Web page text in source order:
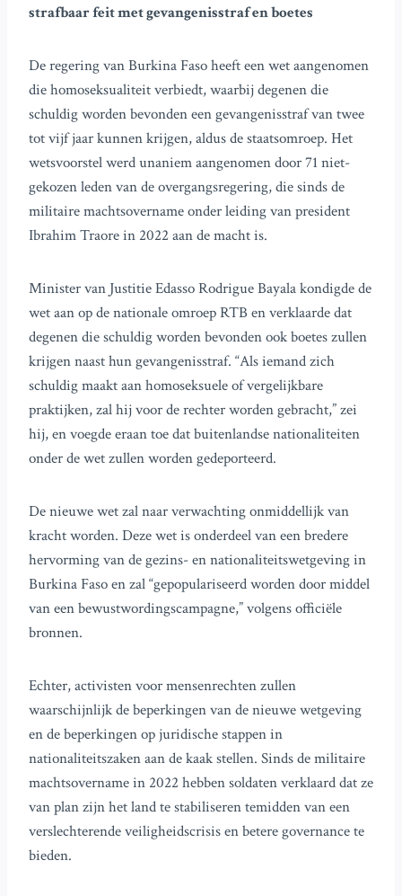
strafbaar feit met gevangenisstraf en boetes
De regering van Burkina Faso heeft een wet aangenomen
die homoseksualiteit verbiedt, waarbij degenen die
schuldig worden bevonden een gevangenisstraf van twee
tot vijf jaar kunnen krijgen, aldus de staatsomroep. Het
wetsvoorstel werd unaniem aangenomen door 71 niet-
gekozen leden van de overgangsregering, die sinds de
militaire machtsovername onder leiding van president
Ibrahim Traore in 2022 aan de macht is.
Minister van Justitie Edasso Rodrigue Bayala kondigde de
wet aan op de nationale omroep RTB en verklaarde dat
degenen die schuldig worden bevonden ook boetes zullen
krijgen naast hun gevangenisstraf. “Als iemand zich
schuldig maakt aan homoseksuele of vergelijkbare
praktijken, zal hij voor de rechter worden gebracht,” zei
hij, en voegde eraan toe dat buitenlandse nationaliteiten
onder de wet zullen worden gedeporteerd.
De nieuwe wet zal naar verwachting onmiddellijk van
kracht worden. Deze wet is onderdeel van een bredere
hervorming van de gezins- en nationaliteitswetgeving in
Burkina Faso en zal “gepopulariseerd worden door middel
van een bewustwordingscampagne,” volgens officiële
bronnen.
Echter, activisten voor mensenrechten zullen
waarschijnlijk de beperkingen van de nieuwe wetgeving
en de beperkingen op juridische stappen in
nationaliteitszaken aan de kaak stellen. Sinds de militaire
machtsovername in 2022 hebben soldaten verklaard dat ze
van plan zijn het land te stabiliseren temidden van een
verslechterende veiligheidscrisis en betere governance te
bieden.